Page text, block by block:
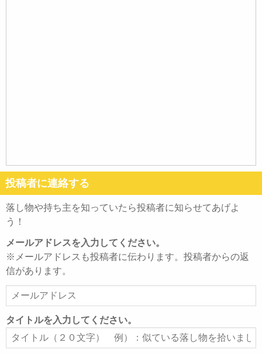
投稿者に連絡する
落し物や持ち主を知っていたら投稿者に知らせてあげよ
う！
メールアドレスを入力してください。
※メールアドレスも投稿者に伝わります。投稿者からの返
信があります。
ー
ル
ア
ド
タイトルを入力してください。
タ
イ